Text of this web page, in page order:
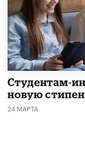
Студентам-
новую
24 МАРТА